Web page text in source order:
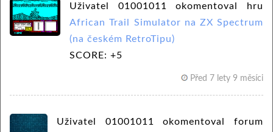
Uživatel 01001011 okomentoval hru
African Trail Simulator na ZX Spectrum
(na českém RetroTipu)
SCORE: +5
Před 7 lety 9 měsíci
Uživatel 01001011 okomentoval forum